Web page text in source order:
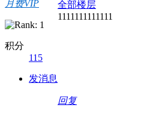
月费VIP
积分
115
发消息
全部楼层
1111111111111
回复